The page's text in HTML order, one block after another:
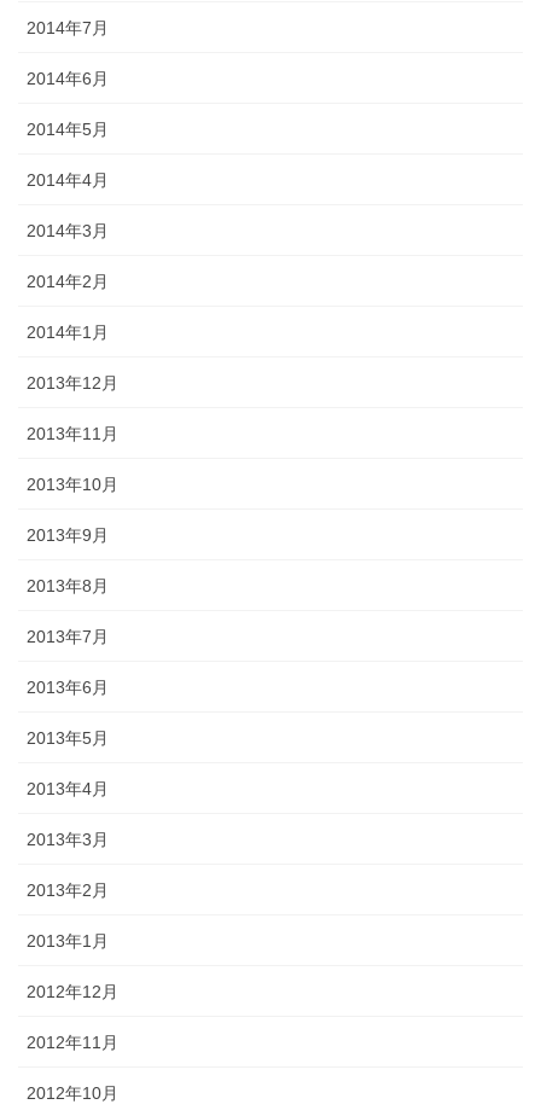
2014年7月
2014年6月
2014年5月
2014年4月
2014年3月
2014年2月
2014年1月
2013年12月
2013年11月
2013年10月
2013年9月
2013年8月
2013年7月
2013年6月
2013年5月
2013年4月
2013年3月
2013年2月
2013年1月
2012年12月
2012年11月
2012年10月